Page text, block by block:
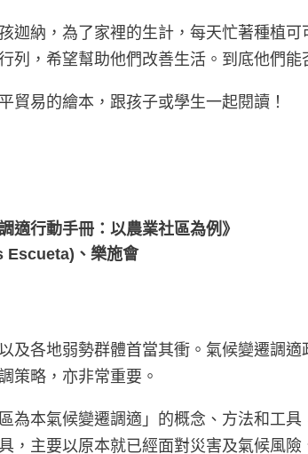
迦納，為了家裡的生計，每天忙著種植
列，希望幫助他們改善生活。到底他們
貿易的繪本，跟孩子或學生一起閱讀！
適行動手冊：以農業社區為例》
Escueta)、樂施會
及各地弱勢群體首當其衝。氣候變遷調
策略，亦非常重要。
為本氣候變遷調適」的概念、方法和工
，主要以原本就已經面對災害及氣候風